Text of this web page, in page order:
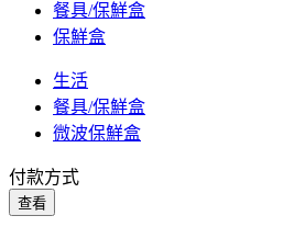
餐具/保鮮盒
保鮮盒
生活
餐具/保鮮盒
微波保鮮盒
付款方式
查看